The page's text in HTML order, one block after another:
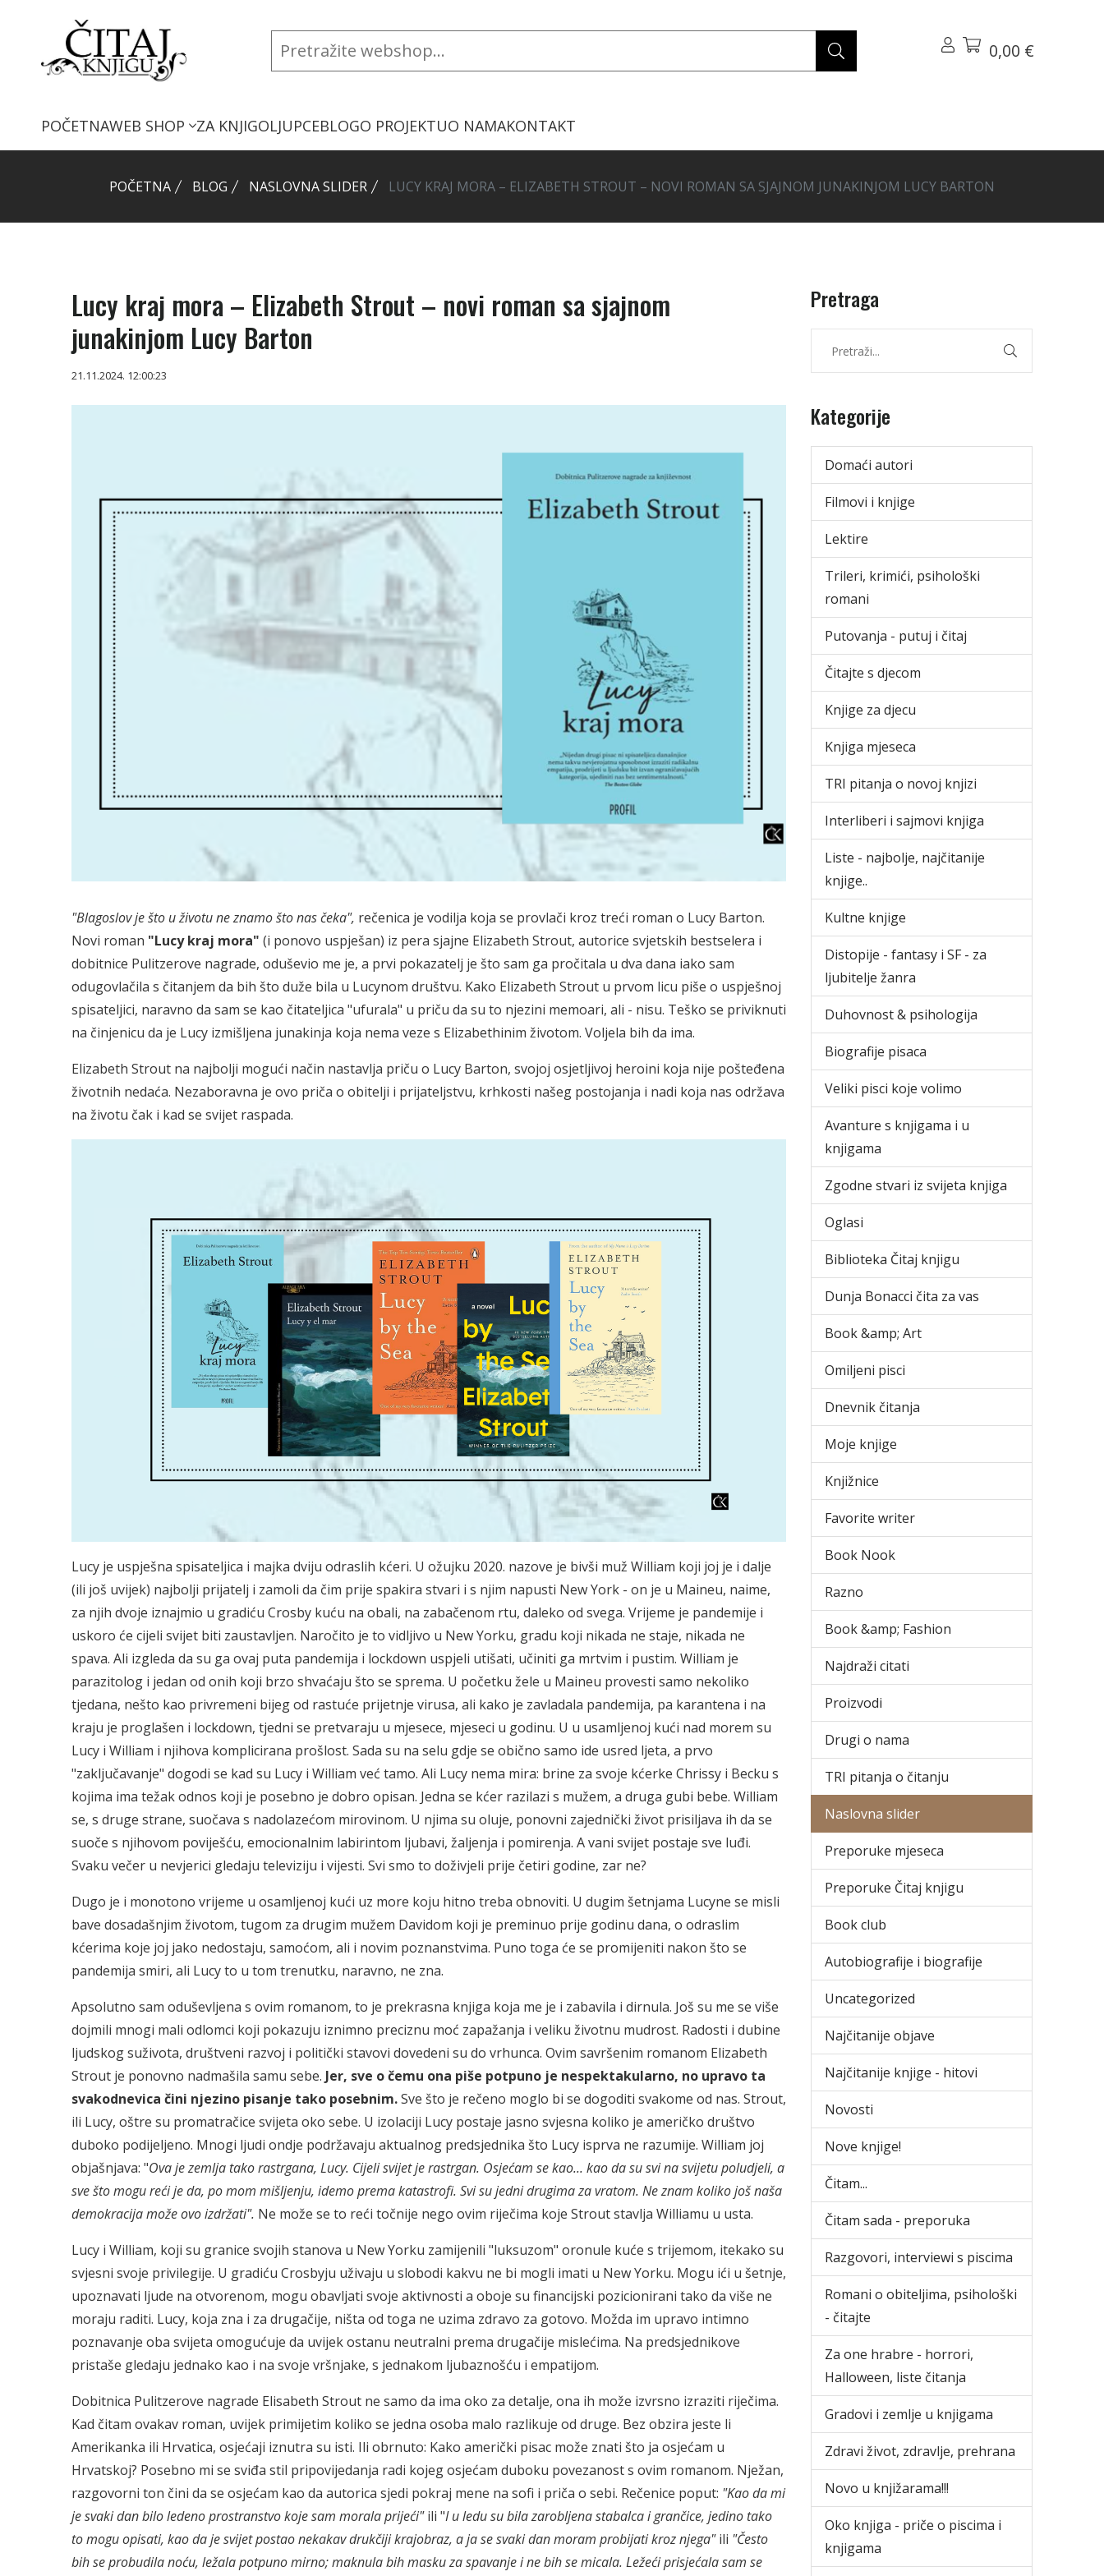
0,00 €
POČETNAWEB SHOP ZA KNJIGOLJUPCEBLOGO PROJEKTUO NAMAKONTAKT
POČETNA BLOG NASLOVNA SLIDER LUCY KRAJ MORA – ELIZABETH STROUT – NOVI ROMAN SA SJAJNOM JUNAKINJOM LUCY BARTON
Lucy kraj mora – Elizabeth Strout – novi roman sa sjajnom
junakinjom Lucy Barton
21.11.2024. 12:00:23
"Blagoslov je što u životu ne znamo što nas čeka", rečenica je vodilja koja se provlači kroz treći roman o Lucy Barton.
Novi roman "Lucy kraj mora" (i ponovo uspješan) iz pera sjajne Elizabeth Strout, autorice svjetskih bestselera i
dobitnice Pulitzerove nagrade, oduševio me je, a prvi pokazatelj je što sam ga pročitala u dva dana iako sam
odugovlačila s čitanjem da bih što duže bila u Lucynom društvu. Kako Elizabeth Strout u prvom licu piše o uspješnoj
spisateljici, naravno da sam se kao čitateljica "ufurala" u priču da su to njezini memoari, ali - nisu. Teško se priviknuti
na činjenicu da je Lucy izmišljena junakinja koja nema veze s Elizabethinim životom. Voljela bih da ima.
Elizabeth Strout na najbolji mogući način nastavlja priču o Lucy Barton, svojoj osjetljivoj heroini koja nije pošteđena
životnih nedaća. Nezaboravna je ovo priča o obitelji i prijateljstvu, krhkosti našeg postojanja i nadi koja nas održava
na životu čak i kad se svijet raspada.
Lucy je uspješna spisateljica i majka dviju odraslih kćeri. U ožujku 2020. nazove je bivši muž William koji joj je i dalje
(ili još uvijek) najbolji prijatelj i zamoli da čim prije spakira stvari i s njim napusti New York - on je u Maineu, naime,
za njih dvoje iznajmio u gradiću Crosby kuću na obali, na zabačenom rtu, daleko od svega. Vrijeme je pandemije i
uskoro će cijeli svijet biti zaustavljen. Naročito je to vidljivo u New Yorku, gradu koji nikada ne staje, nikada ne
spava. Ali izgleda da su ga ovaj puta pandemija i lockdown uspjeli utišati, učiniti ga mrtvim i pustim. William je
parazitolog i jedan od onih koji brzo shvaćaju što se sprema. U početku žele u Maineu provesti samo nekoliko
tjedana, nešto kao privremeni bijeg od rastuće prijetnje virusa, ali kako je zavladala pandemija, pa karantena i na
kraju je proglašen i lockdown, tjedni se pretvaraju u mjesece, mjeseci u godinu. U u usamljenoj kući nad morem su
Lucy i William i njihova komplicirana prošlost. Sada su na selu gdje se obično samo ide usred ljeta, a prvo
"zaključavanje" dogodi se kad su Lucy i William već tamo. Ali Lucy nema mira: brine za svoje kćerke Chrissy i Becku s
kojima ima težak odnos koji je posebno je dobro opisan. Jedna se kćer razilazi s mužem, a druga gubi bebe. William
se, s druge strane, suočava s nadolazećom mirovinom. U njima su oluje, ponovni zajednički život prisiljava ih da se
suoče s njihovom poviješću, emocionalnim labirintom ljubavi, žaljenja i pomirenja. A vani svijet postaje sve luđi.
Svaku večer u nevjerici gledaju televiziju i vijesti. Svi smo to doživjeli prije četiri godine, zar ne?
Dugo je i monotono vrijeme u osamljenoj kući uz more koju hitno treba obnoviti. U dugim šetnjama Lucyne se misli
bave dosadašnjim životom, tugom za drugim mužem Davidom koji je preminuo prije godinu dana, o odraslim
kćerima koje joj jako nedostaju, samoćom, ali i novim poznanstvima. Puno toga će se promijeniti nakon što se
pandemija smiri, ali Lucy to u tom trenutku, naravno, ne zna.
Apsolutno sam oduševljena s ovim romanom, to je prekrasna knjiga koja me je i zabavila i dirnula. Još su me se više
dojmili mnogi mali odlomci koji pokazuju iznimno preciznu moć zapažanja i veliku životnu mudrost. Radosti i dubine
ljudskog suživota, društveni razvoj i politički stavovi dovedeni su do vrhunca. Ovim savršenim romanom Elizabeth
Strout je ponovno nadmašila samu sebe. Jer, sve o čemu ona piše potpuno je nespektakularno, no upravo ta
svakodnevica čini njezino pisanje tako posebnim.Sve što je rečeno moglo bi se dogoditi svakome od nas. Strout,
ili Lucy, oštre su promatračice svijeta oko sebe. U izolaciji Lucy postaje jasno svjesna koliko je američko društvo
duboko podijeljeno. Mnogi ljudi ondje podržavaju aktualnog predsjednika što Lucy isprva ne razumije. William joj
objašnjava: "Ova je zemlja tako rastrgana, Lucy. Cijeli svijet je rastrgan. Osjećam se kao... kao da su svi na svijetu poludjeli, a
sve što mogu reći je da, po mom mišljenju, idemo prema katastrofi. Svi su jedni drugima za vratom. Ne znam koliko još naša
demokracija može ovo izdržati". Ne može se to reći točnije nego ovim riječima koje Strout stavlja Williamu u usta.
Lucy i William, koji su granice svojih stanova u New Yorku zamijenili "luksuzom" oronule kuće s trijemom, itekako su
svjesni svoje privilegije. U gradiću Crosbyju uživaju u slobodi kakvu ne bi mogli imati u New Yorku. Mogu ići u šetnje,
upoznavati ljude na otvorenom, mogu obavljati svoje aktivnosti a oboje su financijski pozicionirani tako da više ne
moraju raditi. Lucy, koja zna i za drugačije, ništa od toga ne uzima zdravo za gotovo. Možda im upravo intimno
poznavanje oba svijeta omogućuje da uvijek ostanu neutralni prema drugačije mislećima. Na predsjednikove
pristaše gledaju jednako kao i na svoje vršnjake, s jednakom ljubaznošću i empatijom.
Dobitnica Pulitzerove nagrade Elisabeth Strout ne samo da ima oko za detalje, ona ih može izvrsno izraziti riječima.
Kad čitam ovakav roman, uvijek primijetim koliko se jedna osoba malo razlikuje od druge. Bez obzira jeste li
Amerikanka ili Hrvatica, osjećaji iznutra su isti. Ili obrnuto: Kako američki pisac može znati što ja osjećam u
Hrvatskoj? Posebno mi se sviđa stil pripovijedanja radi kojeg osjećam duboku povezanost s ovim romanom. Nježan,
razgovorni ton čini da se osjećam kao da autorica sjedi pokraj mene na sofi i priča o sebi. Rečenice poput: "Kao da mi
je svaki dan bilo ledeno prostranstvo koje sam morala prijeći"ili "I u ledu su bila zarobljena stabalca i grančice, jedino tako
to mogu opisati, kao da je svijet postao nekakav drukčiji krajobraz, a ja se svaki dan moram probijati kroz njega"ili "Često
bih se probudila noću, ležala potpuno mirno; maknula bih masku za spavanje i ne bih se micala. Ležeći prisjećala sam se
Pretraga
Kategorije
Domaći autori
Filmovi i knjige
Lektire
Trileri, krimići, psihološki
romani
Putovanja - putuj i čitaj
Čitajte s djecom
Knjige za djecu
Knjiga mjeseca
TRI pitanja o novoj knjizi
Interliberi i sajmovi knjiga
Liste - najbolje, najčitanije
knjige..
Kultne knjige
Distopije - fantasy i SF - za
ljubitelje žanra
Duhovnost & psihologija
Biografije pisaca
Veliki pisci koje volimo
Avanture s knjigama i u
knjigama
Zgodne stvari iz svijeta knjiga
Oglasi
Biblioteka Čitaj knjigu
Dunja Bonacci čita za vas
Book &amp; Art
Omiljeni pisci
Dnevnik čitanja
Moje knjige
Knjižnice
Favorite writer
Book Nook
Razno
Book &amp; Fashion
Najdraži citati
Proizvodi
Drugi o nama
TRI pitanja o čitanju
Naslovna slider
Preporuke mjeseca
Preporuke Čitaj knjigu
Book club
Autobiografije i biografije
Uncategorized
Najčitanije objave
Najčitanije knjige - hitovi
Novosti
Nove knjige!
Čitam...
Čitam sada - preporuka
Razgovori, interviewi s piscima
Romani o obiteljima, psihološki
- čitajte
Za one hrabre - horrori,
Halloween, liste čitanja
Gradovi i zemlje u knjigama
Zdravi život, zdravlje, prehrana
Novo u knjižarama!!!
Oko knjiga - priče o piscima i
knjigama